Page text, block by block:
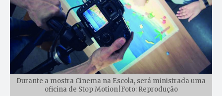
Durante a mostra Cinema na Escola, será ministrada uma
oficina de Stop Motion|Foto: Reprodução